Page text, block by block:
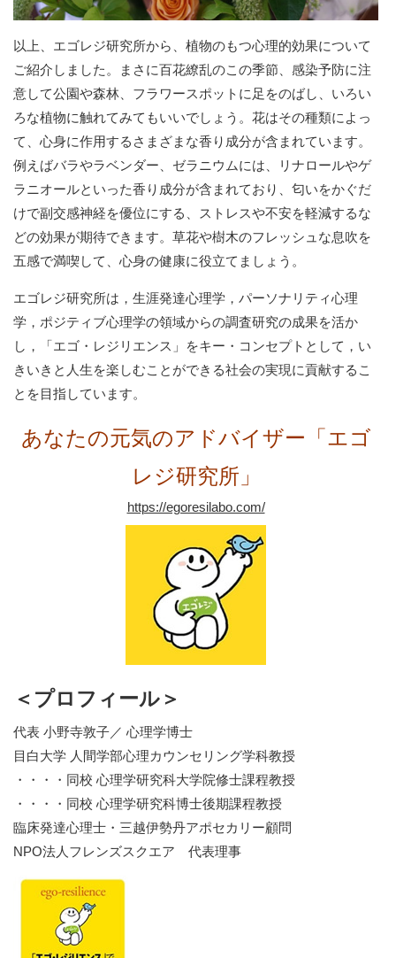
以上、エゴレジ研究所から、植物のもつ心理的効果について
ご紹介しました。まさに百花繚乱のこの季節、感染予防に注
意して公園や森林、フラワースポットに足をのばし、いろい
ろな植物に触れてみてもいいでしょう。花はその種類によっ
て、心身に作用するさまざまな香り成分が含まれています。
例えばバラやラベンダー、ゼラニウムには、リナロールやゲ
ラニオールといった香り成分が含まれており、匂いをかぐだ
けで副交感神経を優位にする、ストレスや不安を軽減するな
どの効果が期待できます。草花や樹木のフレッシュな息吹を
五感で満喫して、心身の健康に役立てましょう。
エゴレジ研究所は，生涯発達心理学，パーソナリティ心理
学，ポジティブ心理学の領域からの調査研究の成果を活か
し，「エゴ・レジリエンス」をキー・コンセプトとして，い
きいきと人生を楽しむことができる社会の実現に貢献するこ
とを目指しています。
あなたの元気のアドバイザー「エゴ
レジ研究所」
https://egoresilabo.com/
＜プロフィール＞
代表 小野寺敦子／ 心理学博士
目白大学 人間学部心理カウンセリング学科教授
・・・・同校 心理学研究科大学院修士課程教授
・・・・同校 心理学研究科博士後期課程教授
臨床発達心理士・三越伊勢丹アポセカリー顧問
NPO法人フレンズスクエア 代表理事